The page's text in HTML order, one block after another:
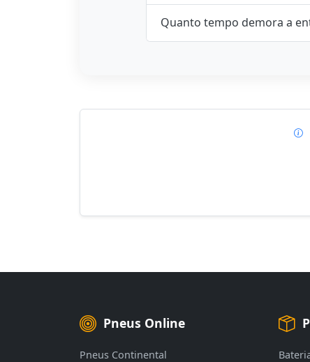
Quanto tempo demora a
Pneus Online
Pneus Continental